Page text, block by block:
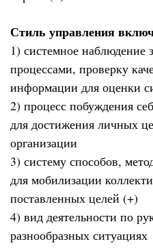
Стиль управления
1) системное наблюдение
процессами, проверку
информации для оценки
2) процесс побуждения
для достижения личных
организации
3) систему способов,
для мобилизации
поставленных целей (+)
4) вид деятельности по
разнообразных ситуациях